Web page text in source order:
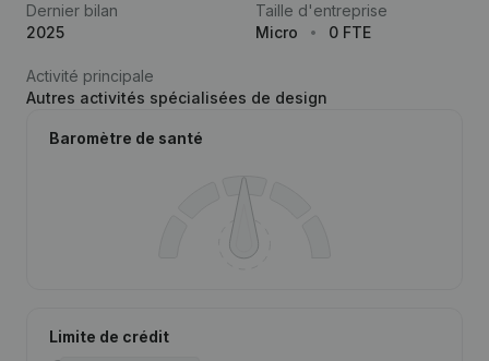
Dernier bilan
2025
Taille d'entreprise
Micro
0 FTE
Activité principale
Autres activités spécialisées de design
Baromètre de santé
Limite de crédit